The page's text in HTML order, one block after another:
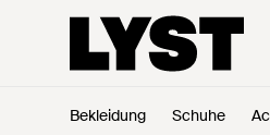
Bekleidung Schuhe